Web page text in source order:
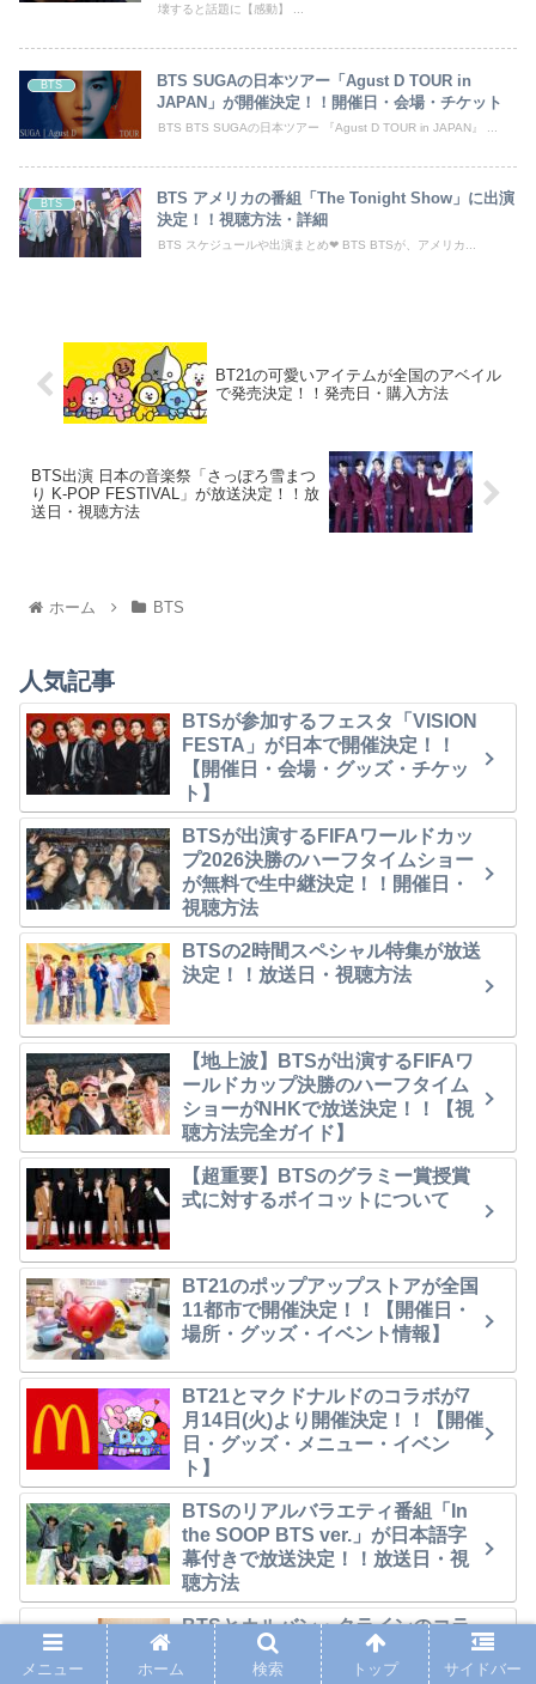
壊すると話題に【感動】 ...
BTS
BTS SUGAの日本ツアー「Agust D TOUR in
JAPAN」が開催決定！！開催日・会場・チケット
BTS BTS SUGAの日本ツアー 『Agust D TOUR in JAPAN』 ...
BTS
BTS アメリカの番組「The Tonight Show」に出演
決定！！視聴方法・詳細
BTS スケジュールや出演まとめ❤︎ BTS BTSが、アメリカ...
BT21の可愛いアイテムが全国のアベイル
で発売決定！！発売日・購入方法
BTS出演 日本の音楽祭「さっぽろ雪まつ
り K-POP FESTIVAL」が放送決定！！放
送日・視聴方法
ホーム BTS
人気記事
BTSが参加するフェスタ「VISION
FESTA」が日本で開催決定！！
【開催日・会場・グッズ・チケッ
ト】
BTSが出演するFIFAワールドカッ
プ2026決勝のハーフタイムショー
が無料で生中継決定！！開催日・
視聴方法
BTSの2時間スペシャル特集が放送
決定！！放送日・視聴方法
【地上波】BTSが出演するFIFAワ
ールドカップ決勝のハーフタイム
ショーがNHKで放送決定！！【視
聴方法完全ガイド】
【超重要】BTSのグラミー賞授賞
式に対するボイコットについて
BT21のポップアップストアが全国
11都市で開催決定！！【開催日・
場所・グッズ・イベント情報】
BT21とマクドナルドのコラボが7
月14日(火)より開催決定！！【開催
日・グッズ・メニュー・イベン
ト】
BTSのリアルバラエティ番組「In
the SOOP BTS ver.」が日本語字
幕付きで放送決定！！放送日・視
聴方法
BTSとカルバン・クラインのコラ
ボ限定コレクションが発売決
定！！発売日・購入方法
メニュー ホーム 検索 トップ サイドバー